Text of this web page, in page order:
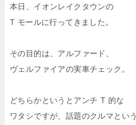
本日、イオンレイクタウンの
T モールに行ってきました。
その目的は、アルファード、
ヴェルファイアの実車チェック。
どちらかというとアンチ T 的な
ワタシですが、話題のクルマという